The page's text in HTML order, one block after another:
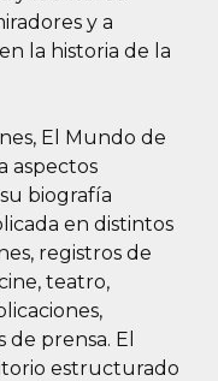
y a
la historia de la
El Mundo de
aspectos
biografía
en distintos
registros de
teatro,
prensa. El
estructurado